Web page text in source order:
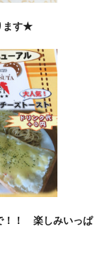
ます★
！！ 楽しみいっぱ